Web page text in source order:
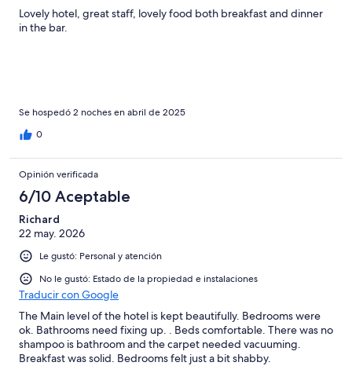
Lovely hotel, great staff, lovely food both breakfast and dinner
in the bar.
Se hospedó 2 noches en abril de 2025
0
Opinión verificada
6/10 Aceptable
Richard
22 may. 2026
Le gustó: Personal y atención
No le gustó: Estado de la propiedad e instalaciones
Traducir con Google
The Main level of the hotel is kept beautifully. Bedrooms were
ok. Bathrooms need fixing up. . Beds comfortable. There was no
shampoo is bathroom and the carpet needed vacuuming.
Breakfast was solid. Bedrooms felt just a bit shabby.